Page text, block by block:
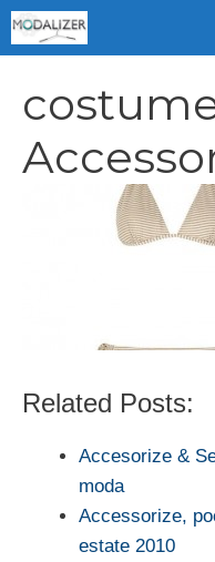
Vai
al
Related Posts:
Accesorize &
moda
Accessorize,
estate 2010